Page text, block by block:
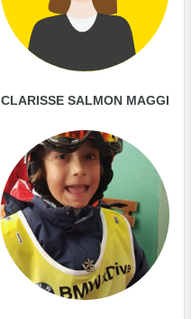
CLARISSE SALMON MAGGI